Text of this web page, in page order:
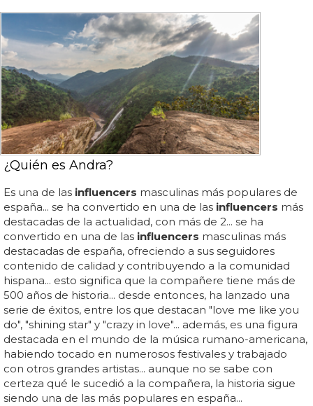
¿Quién es Andra?
Es una de las influencers masculinas más populares de
españa... se ha convertido en una de las influencers más
destacadas de la actualidad, con más de 2... se ha
convertido en una de las influencers masculinas más
destacadas de españa, ofreciendo a sus seguidores
contenido de calidad y contribuyendo a la comunidad
hispana... esto significa que la compañere tiene más de
500 años de historia... desde entonces, ha lanzado una
serie de éxitos, entre los que destacan "love me like you
do", "shining star" y "crazy in love"... además, es una figura
destacada en el mundo de la música rumano-americana,
habiendo tocado en numerosos festivales y trabajado
con otros grandes artistas... aunque no se sabe con
certeza qué le sucedió a la compañera, la historia sigue
siendo una de las más populares en españa...